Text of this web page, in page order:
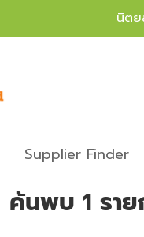
นิตย
Supplier Finder
ค้นพบ 1 ราย